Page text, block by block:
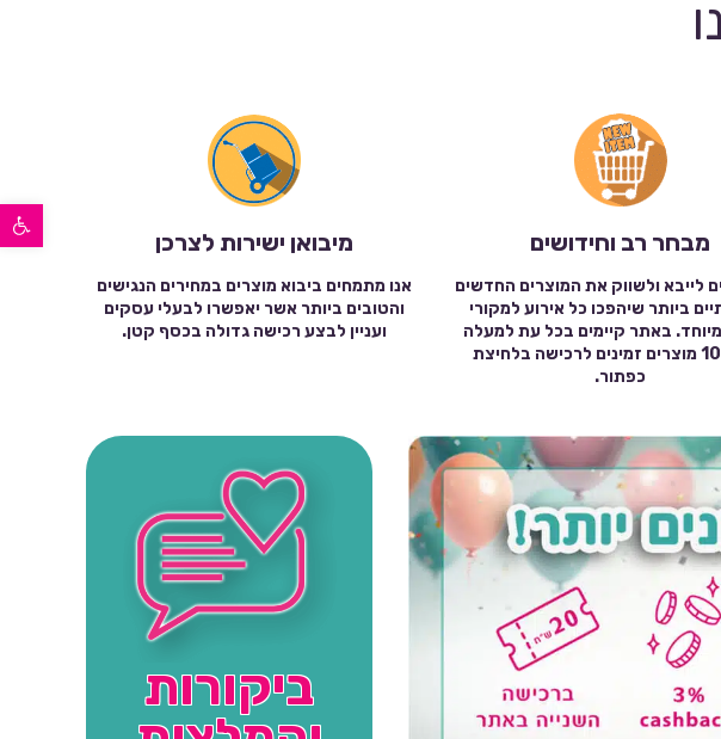
פתח סרגל נגישות
מבחר רב וחידושים
לייבא ולשווק את המוצרים החדשים
ביותר שיהפכו כל אירוע למקורי
באתר קיימים בכל עת למעלה
מ10000 מוצרים זמינים לרכישה בלחיצת
כפתור.
מיבואן ישירות לצרכן
אנו מתמחים ביבוא מוצרים במחירים הנגישים
והטובים ביותר אשר יאפשרו לבעלי עסקים
ועניין לבצע רכישה גדולה בכסף קטן.
ביקורות